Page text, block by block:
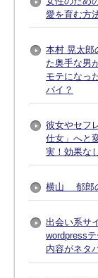
愛を育む方
本村 晃太郎
た奥手な男
モテになっ
バイ？
彼女やセフ
仕女」へと
実！効果な
横山 郁郎
出会い系サ
wordpress
内容がネタ